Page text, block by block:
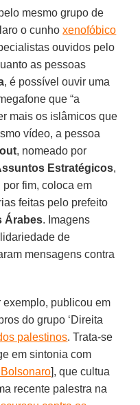
mesmo grupo de
o cunhoxenofóbico
ouvidos pelo
as pessoas
, é possível ouvir uma
que “a
mais os islâmicos que
vídeo, a pessoa
, nomeado por
Estratégicos,
por fim, coloca em
feitas pelo prefeito
Árabes. Imagens
de
mensagens contra
exemplo, publicou em
do grupo ‘Direita
palestinos. Trata-se
em sintonia com
], que cultua
recente palestra na